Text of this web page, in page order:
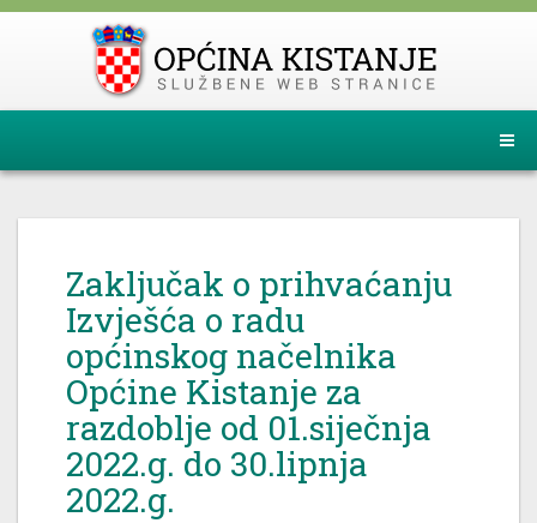
Zaključak o prihvaćanju
Izvješća o radu
općinskog načelnika
Općine Kistanje za
razdoblje od 01.siječnja
2022.g. do 30.lipnja
2022.g.